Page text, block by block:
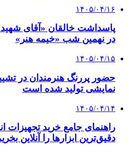
۱۴۰۵/۰۴/۱۶
پاسداشت خالقان «آقای شهید
در نهمین شب «خیمه هنر»
۱۴۰۵/۰۴/۱۵
نمایشی تولید شده است
۱۴۰۵/۰۴/۱۴
راهنمای جامع خرید تجهیزات
دقیق‌ترین ابزارها را آنلاین